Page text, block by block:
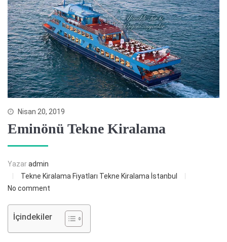
Nisan 20, 2019
Eminönü Tekne Kiralama
Yazaradmin
Tekne Kiralama Fiyatları Tekne Kiralama İstanbul
No comment
İçindekiler